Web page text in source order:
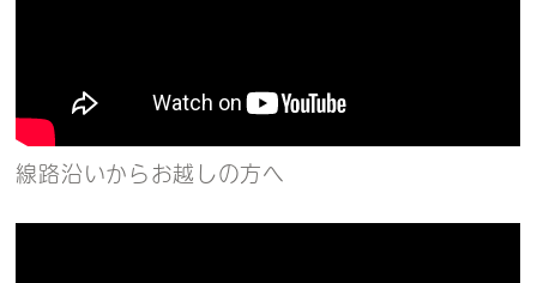
線路沿いからお越しの方へ